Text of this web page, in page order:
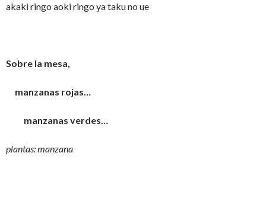
akaki ringo aoki ringo ya taku no ue
Sobre la mesa,
manzanas rojas…
manzanas verdes…
plantas: manzana